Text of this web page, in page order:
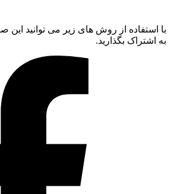
با استفاده از روش های زیر می توانید این
به اشتراک بگذارید.